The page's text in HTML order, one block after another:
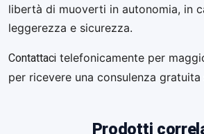
libertà di muoverti in autonomia, in
leggerezza e sicurezza.
Contattaci telefonicamente per
per ricevere una consulenza gratuita